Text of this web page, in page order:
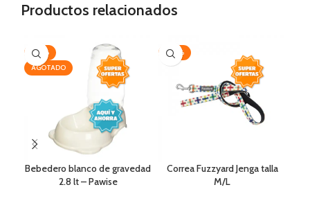
Productos relacionados
-28%
AGOTADO
Bebedero blanco de gravedad
2.8 lt – Pawise
-20%
Correa Fuzzyard Jenga talla
M/L